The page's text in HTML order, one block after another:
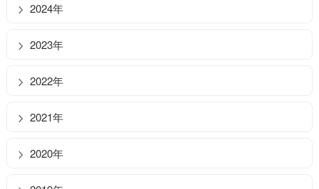
2024年
2023年
2022年
2021年
2020年